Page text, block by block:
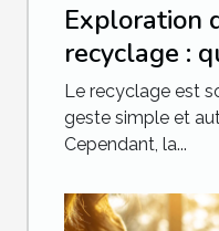
Exploration
recyclage :
vraiment les
?
Le recyclage est
geste simple et
Cependant, la...